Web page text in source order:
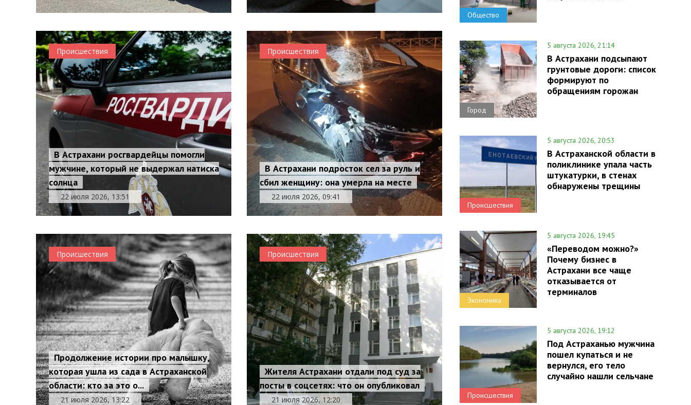
Происшествия
В Астрахани росгвардейцы помогли
мужчине, который не выдержал натиска
солнца
22 июля 2026, 13:51
Происшествия
В Астрахани подросток сел за руль и
сбил женщину: она умерла на месте
22 июля 2026, 09:41
Происшествия
Продолжение истории про малышку,
которая ушла из сада в Астраханской
области: кто за это о...
21 июля 2026, 13:22
Происшествия
Жителя Астрахани отдали под суд за
посты в соцсетях: что он опубликовал
21 июля 2026, 12:20
Общество
Город
5 августа 2026, 21:14
В Астрахани подсыпают
грунтовые дороги: список
формируют по
обращениям горожан
Происшествия
5 августа 2026, 20:53
В Астраханской области в
поликлинике упала часть
штукатурки, в стенах
обнаружены трещины
Экономика
5 августа 2026, 19:45
«Переводом можно?»
Почему бизнес в
Астрахани все чаще
отказывается от
терминалов
Происшествия
5 августа 2026, 19:12
Под Астраханью мужчина
пошел купаться и не
вернулся, его тело
случайно нашли сельчане